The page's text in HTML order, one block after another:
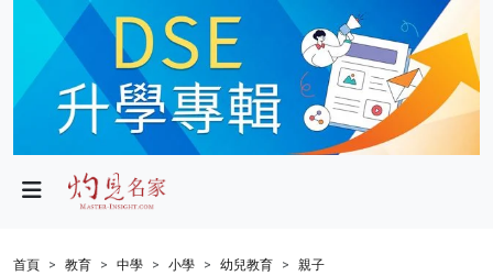
政局
財經
首頁 教育 中學 小學 幼兒教育
親子